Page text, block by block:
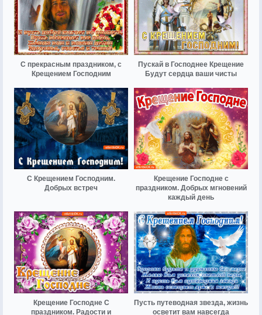
С прекрасным праздником, с
Крещением Господним
Пускай в Господнее Крещение
Будут сердца ваши чисты
С Крещением Господним.
Добрых встреч
Крещение Господне с
праздником. Добрых мгновений
каждый день
Крещение Господне С
праздником. Радости и
Пусть путеводная звезда, жизнь
осветит вам навсегда